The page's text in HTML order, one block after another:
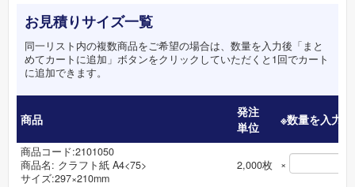
お見積りサイズ一覧
同一リスト内の複数商品をご希望の場合は、数量を入力後「まと
めてカートに追加」ボタンをクリックしていただくと1回でカート
に追加できます。
商品
発注
単位
※数量を入力
商品コード:2101050
商品名: クラフト紙 A4<75>
サイズ:297×210mm
2,000枚 ×